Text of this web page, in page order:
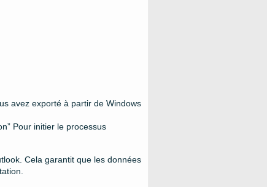
avez exporté à partir de Windows
Pour initier le processus
Cela garantit que les données